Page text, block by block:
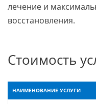
лечение и
восстановления.
Стоимость
НАИМЕНОВАНИЕ УСЛУГИ